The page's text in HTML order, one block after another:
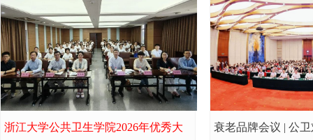
浙江大学公共卫生学院2026年优秀大
衰老品牌会议 | 公